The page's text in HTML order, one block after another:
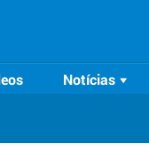
Notícias